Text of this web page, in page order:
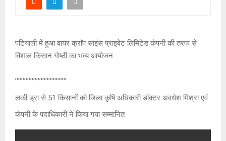
पटियाली में हुआ वायर क्राॅप साइंस प्राइवेट लिमिटेड कंपनी की तरफ से
विशाल किसान गोष्ठी का भव्य आयोजन
,,,,,,,,,,,,,,,,,,,,,,,,,,,,,,,,,,
लकी ड्रा से 51 किसानों को जिला कृषि अधिकारी डॉक्टर अवधेश मिश्रा एवं
कंपनी के पदाधिकारी ने किया गया सम्मानित